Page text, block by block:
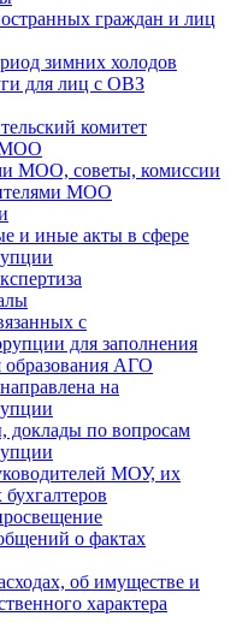
граждан и лиц
зимних холодов
для лиц с ОВЗ
комитет
МОО
МОО, советы, комиссии
МОО
и иные акты в сфере
с
для заполнения
АГО
на
доклады по вопросам
МОУ, их
о фактах
об имуществе и
характера